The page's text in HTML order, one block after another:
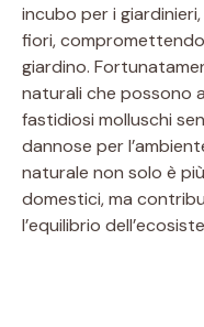
incubo per i
fiori,
giardino.
naturali che possono
fastidiosi molluschi
dannose per
naturale non solo è
domestici, ma
l’equilibrio